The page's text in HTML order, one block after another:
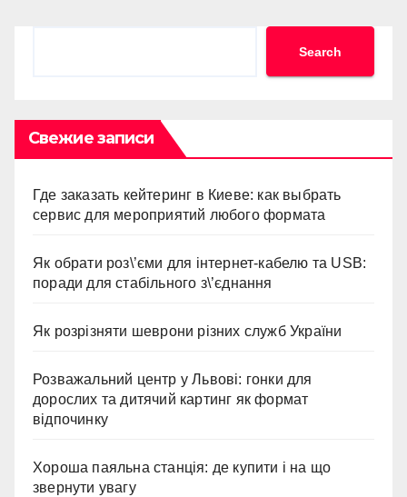
Search
Свежие записи
Где заказать кейтеринг в Киеве: как выбрать
сервис для мероприятий любого формата
Як обрати роз\’єми для інтернет-кабелю та USB:
поради для стабільного з\’єднання
Як розрізняти шеврони різних служб України
Розважальний центр у Львові: гонки для
дорослих та дитячий картинг як формат
відпочинку
Хороша паяльна станція: де купити і на що
звернути увагу